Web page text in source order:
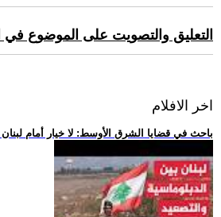
التعليق والتصويت على الموضوع في
اخر الافلام
.. باحث في قضايا الشرق الأوسط: لا خيار أمام